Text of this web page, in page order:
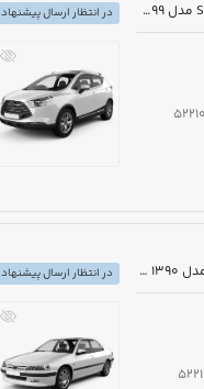
مزایده دولتی خودرو جک S3-AT مدل 1399 رنگ مشکی
در انتظار ارسال پیشنهاد
مزایده دولتی خودرو پژو پارس مدل 1390 رنگ سفید
در انتظار ارسال پیشنهاد